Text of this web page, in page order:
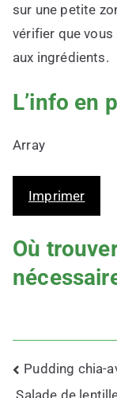
sur une petite
vérifier que
aux ingrédients.
L’info en
Array
Imprimer
Où
Navigation
de
Pudding chia-